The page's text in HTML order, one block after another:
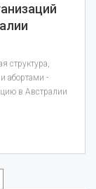
структура,
абортами -
в Австралии